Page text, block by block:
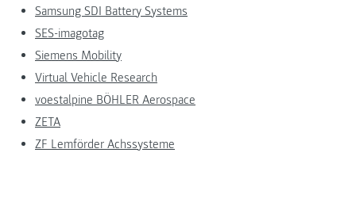
Samsung SDI Battery Systems
SES-imagotag
Siemens Mobility
Virtual Vehicle Research
voestalpine BÖHLER Aerospace
ZETA
ZF Lemförder Achssysteme